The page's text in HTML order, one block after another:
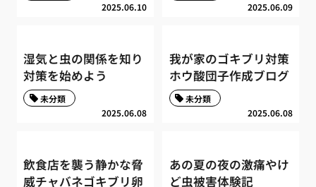
2025.06.10 2025.06.09
湿気と虫の関係を知り
対策を始めよう
2025.06.08
未分類
我が家のゴキブリ対策
ホウ酸団子作成ブログ
2025.06.08
未分類
飲食店を襲う静かな脅
威チャバネゴキブリ卵
あの夏の夜の激痛やけ
ど虫被害体験記